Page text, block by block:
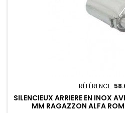
RÉFÉRENCE:
SILENCIEUX ARRIERE EN INOX
MM RAGAZZON ALFA